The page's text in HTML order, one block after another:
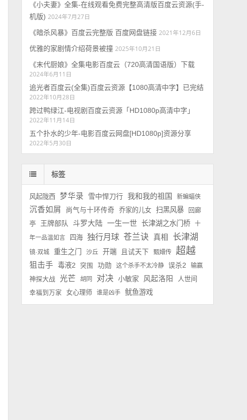
《小夫妻》全集-在线观看免费完整高清版百度云资源(手-
机版) 2024年7月27日
《暗杀风暴》百度云完整版 百度网盘链接 2021年12月6日
优雅的家剧情介绍荷景被撞 2025年10月21日
《末代厨娘》全集电影百度云（720高清国语版）下载
2024年6月11日
追光者百度云(全集)百度云资源【1080高清中字】已完结
2022年10月28日
跨过鸭绿江-电视剧百度云资源「HD1080p高清中字」
2022年11月14日
五个扑水的少年-电影百度云网盘[HD1080p]资源分享
2022年5月30日
标签
风起陇西 梦华录 雪中悍刀行 我和我的祖国 新蝙蝠侠
沉香如屑 尚气与十环传奇 乔家的儿女 扫黑风暴
回廊
亭
王牌部队 斗罗大陆 一生一世 长津湖之水门桥
十
年一品温如言
四海 独行月球 苍兰诀 真相 长津湖
镜·双城 重生之门 沙丘 开端 且试天下 甄嬛传 超越
狙击手 毒液2 突围 功勋 这个杀手不太冷静 误杀2 输赢
神探大战 光芒 胡同 对决 小敏家 风起洛阳 人世间
幸福到万家 女心理师 谁是凶手 鱿鱼游戏